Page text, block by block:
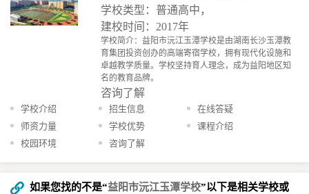
学校类型：普通高中，
建校时间：2017年
学校简介：益阳市沅江玉潭学校是由湖南长沙玉潭教
育集团投资创办的高端寄宿学校，拥有现代化设施和
卓越教学质量。学校坚持育人理念，成为益阳地区知
名的教育品牌。
咨询了解
学校介绍 招生信息
在线答疑
师资力量
学校优势
课程介绍
校园环境
咨询了解
如果您找的不是“益阳市沅江玉潭学校”以下是相关学校或